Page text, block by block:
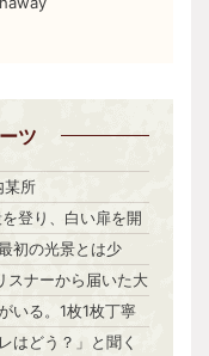
ツ
某所
登り、白い扉を開
初の光景とは少
ナーから届いた大
いる。1枚1枚丁寧
はどう？」と聞く